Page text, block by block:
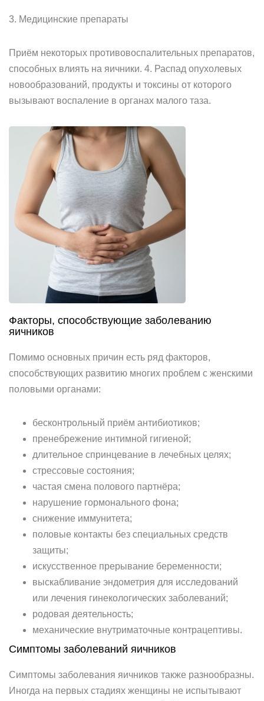
3. Медицинские препараты
Приём некоторых противовоспалительных препаратов,
способных влиять на яичники. 4. Распад опухолевых
новообразований, продукты и токсины от которого
вызывают воспаление в органах малого таза.
Факторы, способствующие заболеванию
яичников
Помимо основных причин есть ряд факторов,
способствующих развитию многих проблем с женскими
половыми органами:
бесконтрольный приём антибиотиков;
пренебрежение интимной гигиеной;
длительное спринцевание в лечебных целях;
стрессовые состояния;
частая смена полового партнёра;
нарушение гормонального фона;
снижение иммунитета;
половые контакты без специальных средств
защиты;
искусственное прерывание беременности;
выскабливание эндометрия для исследований
или лечения гинекологических заболеваний;
родовая деятельность;
механические внутриматочные контрацептивы.
Симптомы заболеваний яичников
Симптомы заболевания яичников также разнообразны.
Иногда на первых стадиях женщины не испытывают